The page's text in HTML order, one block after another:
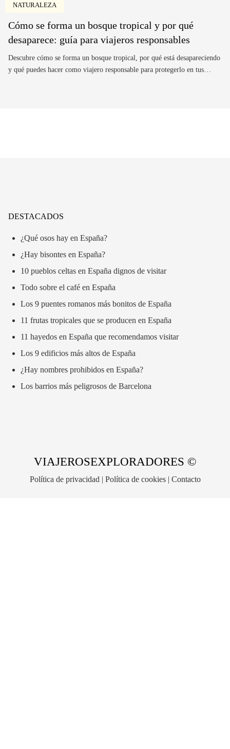
NATURALEZA
Cómo se forma un bosque tropical y por qué
desaparece: guía para viajeros responsables
Descubre cómo se forma un bosque tropical, por qué está desapareciendo
y qué puedes hacer como viajero responsable para protegerlo en tus…
DESTACADOS
¿Qué osos hay en España?
¿Hay bisontes en España?
10 pueblos celtas en España dignos de visitar
Todo sobre el café en España
Los 9 puentes romanos más bonitos de España
11 frutas tropicales que se producen en España
11 hayedos en España que recomendamos visitar
Los 9 edificios más altos de España
¿Hay nombres prohibidos en España?
Los barrios más peligrosos de Barcelona
VIAJEROSEXPLORADORES ©
Política de privacidad | Política de cookies| Contacto